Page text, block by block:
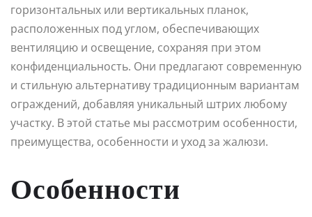
горизонтальных или вертикальных планок,
расположенных под углом, обеспечивающих
вентиляцию и освещение, сохраняя при этом
конфиденциальность. Они предлагают современную
и стильную альтернативу традиционным вариантам
ограждений, добавляя уникальный штрих любому
участку. В этой статье мы рассмотрим особенности,
преимущества, особенности и уход за жалюзи.
Особенности